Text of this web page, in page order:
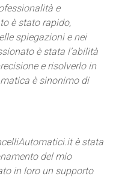
e
è stato rapido,
spiegazioni e nei
è stata l’abilità
e risolverlo in
è sinonimo di
è stata
del mio
in loro un supporto